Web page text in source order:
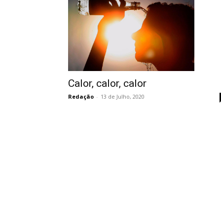
Calor, calor, calor
Redação - 13 de Julho, 2020